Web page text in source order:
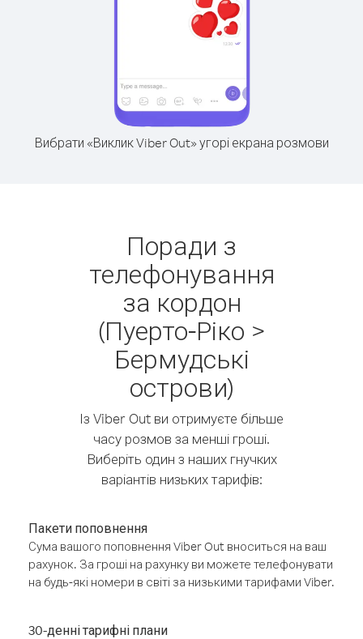
Вибрати «Виклик Viber Out» угорі екрана розмови
Поради з
телефонування
за кордон
(Пуерто-Ріко >
Бермудські
острови)
Із Viber Out ви отримуєте більше
часу розмов за менші гроші.
Виберіть один з наших гнучких
варіантів низьких тарифів:
Пакети поповнення
Сума вашого поповнення Viber Out вноситься на ваш
рахунок. За гроші на рахунку ви можете телефонувати
на будь-які номери в світі за низькими тарифами Viber.
30-денні тарифні плани